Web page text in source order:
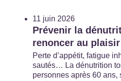
11 juin 2026
Prévenir la
renoncer au
Perte d’appétit, fatigue
sautés… La dénutrition
personnes après 60 ans,